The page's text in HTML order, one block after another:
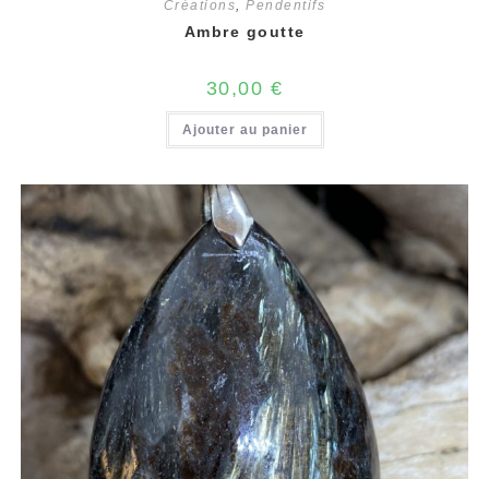
Créations,Pendentifs
Ambre goutte
30,00 €
Ajouter au panier